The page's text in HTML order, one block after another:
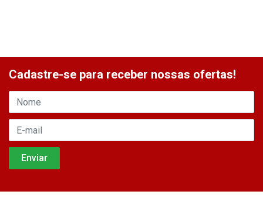
Cadastre-se para receber nossas ofertas!